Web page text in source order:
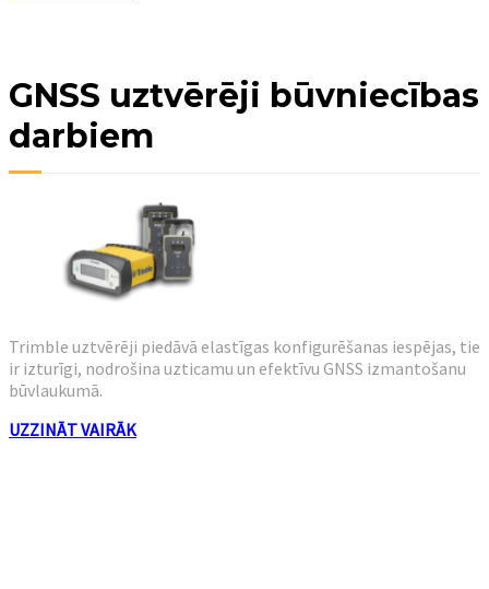
GNSS uztvērēji būvniecības
darbiem
Trimble uztvērēji piedāvā elastīgas konfigurēšanas iespējas, tie
ir izturīgi, nodrošina uzticamu un efektīvu GNSS izmantošanu
būvlaukumā.
UZZINĀT VAIRĀK